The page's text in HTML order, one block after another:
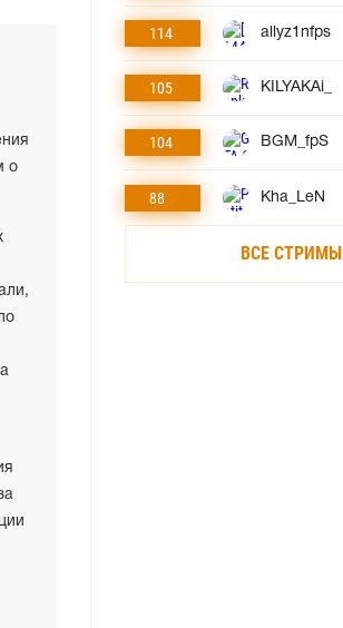
о
114 allyz1nfps
105 KILYAKAi_
104 BGM_fpS
88 Kha_LeN
ВСЕ СТРИМЫ